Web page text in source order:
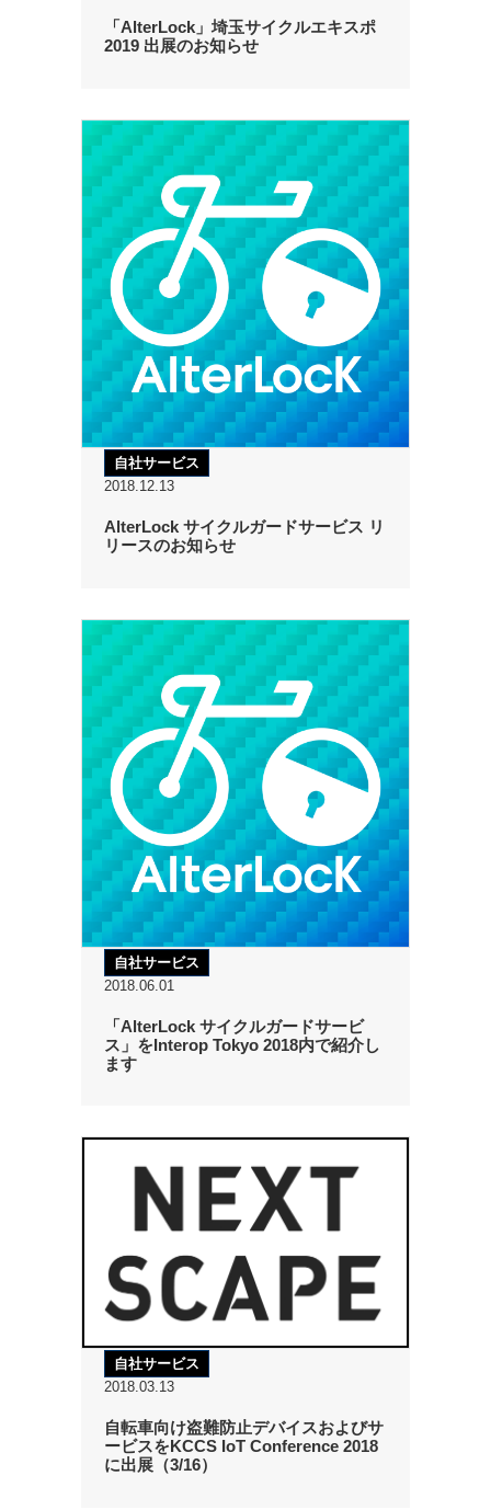
「AlterLock」埼玉サイクルエキスポ
2019 出展のお知らせ
自社サービス
2018.12.13
AlterLock サイクルガードサービス リ
リースのお知らせ
自社サービス
2018.06.01
「AlterLock サイクルガードサービ
ス」をInterop Tokyo 2018内で紹介し
ます
自社サービス
2018.03.13
自転車向け盗難防止デバイスおよびサ
ービスをKCCS IoT Conference 2018
に出展（3/16）